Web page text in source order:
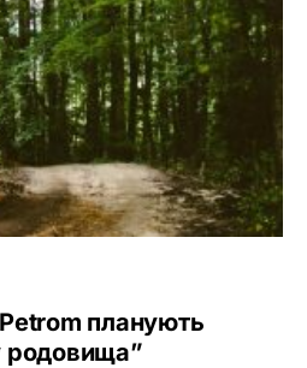
планують
родовища”